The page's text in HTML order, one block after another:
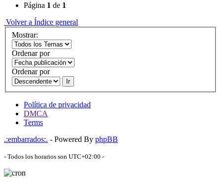
Página 1 de 1
Volver a Índice general
Mostrar:
Ordenar por
Ordenar por
Ir
Política de privacidad
DMCA
Terms
.:embarrados:. - Powered By phpBB
- Todos los horarios son UTC+02:00 -